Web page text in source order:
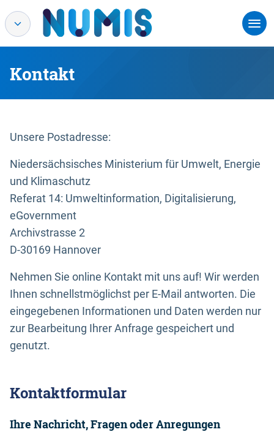
Kontakt
Unsere Postadresse:
Niedersächsisches Ministerium für Umwelt, Energie
und Klimaschutz
Referat 14: Umweltinformation, Digitalisierung,
eGovernment
Archivstrasse 2
D-30169 Hannover
Nehmen Sie online Kontakt mit uns auf! Wir werden
Ihnen schnellstmöglichst per E-Mail antworten. Die
eingegebenen Informationen und Daten werden nur
zur Bearbeitung Ihrer Anfrage gespeichert und
genutzt.
Kontaktformular
Ihre Nachricht, Fragen oder Anregungen